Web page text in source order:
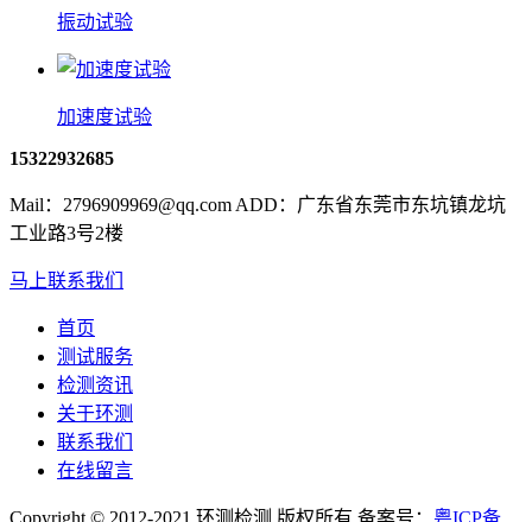
振动试验
加速度试验
15322932685
Mail：2796909969@qq.com ADD：广东省东莞市东坑镇龙坑
工业路3号2楼
马上联系我们
首页
测试服务
检测资讯
关于环测
联系我们
在线留言